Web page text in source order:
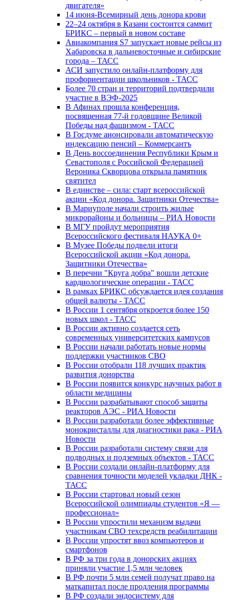
двигателя»
14 июня-Всемирный день донора крови
22–24 октября в Казани состоится саммит
БРИКС – первый в новом составе
Авиакомпания S7 запускает новые рейсы из
Хабаровска в дальневосточные и сибирские
города – ТАСС
АСИ запустило онлайн-платформу для
профориентации школьников - ТАСС
Более 70 стран и территорий подтвердили
участие в ВЭФ-2025
В Афинах прошла конференция,
посвященная 77-й годовщине Великой
Победы над фашизмом - ТАСС
В Госдуме анонсировали автоматическую
индексацию пенсий – Коммерсантъ
В День воссоединения Республики Крым и
Севастополя с Российской Федерацией
Вероника Скворцова открыла памятник
святител
В единстве – сила: старт всероссийской
акции «Код донора. Защитники Отечества»
В Мариуполе начали строить жилые
микрорайоны и больницы – РИА Новости
В МГУ пройдут мероприятия
Всероссийского фестиваля НАУКА 0+
В Музее Победы подвели итоги
Всероссийской акции «Код донора.
Защитники Отечества»
В перечни "Круга добра" вошли детские
кардиологические операции - ТАСС
В рамках БРИКС обсуждается идея создания
общей валюты - ТАСС
В России 1 сентября откроется более 150
новых школ - ТАСС
В России активно создается сеть
современных университетских кампусов
В России начали работать новые нормы
поддержки участников СВО
В России отобрали 118 лучших практик
развития донорства
В России появится конкурс научных работ в
области медицины
В России разрабатывают способ защиты
реакторов АЭС - РИА Новости
В России разработали более эффективные
монокристаллы для диагностики рака - РИА
Новости
В России разработали систему связи для
подводных и подземных объектов - ТАСС
В России создали онлайн-платформу для
сравнения точности моделей укладки ДНК -
ТАСС
В России стартовал новый сезон
Всероссийской олимпиады студентов «Я —
профессионал»
В России упростили механизм выдачи
участникам СВО техсредств реабилитации
В России упростят ввоз компьютеров и
смартфонов
В РФ за три года в донорских акциях
приняли участие 1,5 млн человек
В РФ почти 5 млн семей получат право на
маткапитал после продления программы
В РФ создали эндосистему для